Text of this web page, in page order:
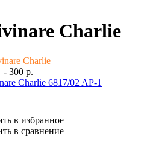
Charlie
Charlie
- 300 р.
Charlie 6817/02 AP-1
в избранное
в сравнение